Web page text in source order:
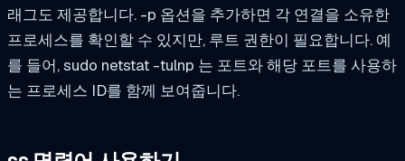
래그도 제공합니다. -p 옵션을 추가하면 각 연결을 소유한
프로세스를 확인할 수 있지만, 루트 권한이 필요합니다. 예
를 들어,sudo netstat -tulnp 는 포트와 해당 포트를 사용하
는 프로세스 ID를 함께 보여줍니다.